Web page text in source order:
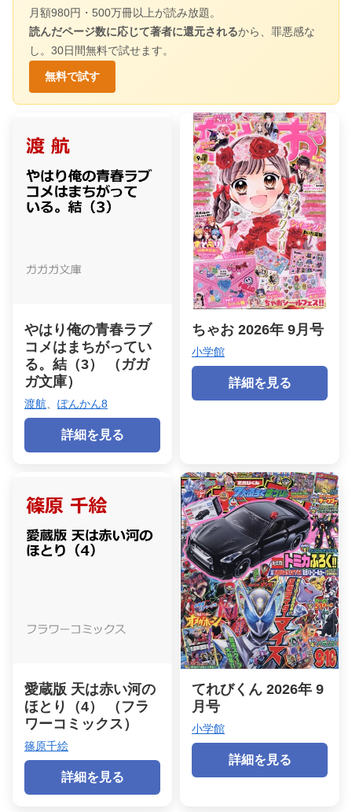
月額980円・500万冊以上が読み放題。
読んだページ数に応じて著者に還元されるから、罪悪感な
し。30日間無料で試せます。
無料で試す
やはり俺の青春ラブ
コメはまちがってい
る。結（3） （ガガ
ガ文庫）
渡航 ぽんかん8
詳細を見る
ちゃお 2026年 9月号
小学館
詳細を見る
愛蔵版 天は赤い河の
ほとり（4） （フラ
ワーコミックス）
篠原千絵
詳細を見る
てれびくん 2026年 9
月号
小学館
詳細を見る